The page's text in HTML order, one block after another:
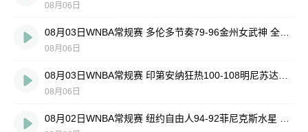
08月06日
08月06日
08月06日